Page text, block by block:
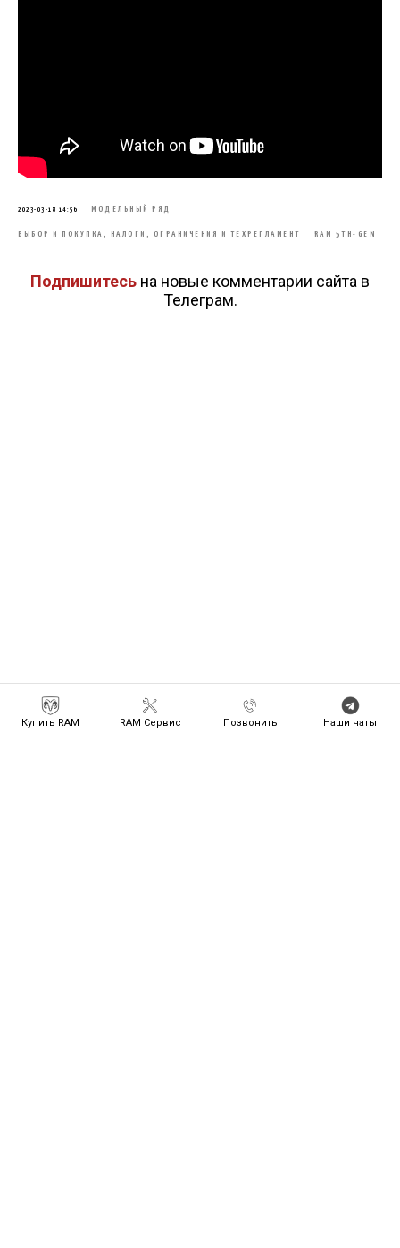
2023-03-18 14:56 МОДЕЛЬНЫЙ РЯД
ВЫБОР И ПОКУПКА, НАЛОГИ, ОГРАНИЧЕНИЯ И ТЕХРЕГЛАМЕНТ RAM 5TH-GEN
Подпишитесь на новые комментарии сайта в
Телеграм.
Купить RAM RAM Сервис Позвонить Наши чаты